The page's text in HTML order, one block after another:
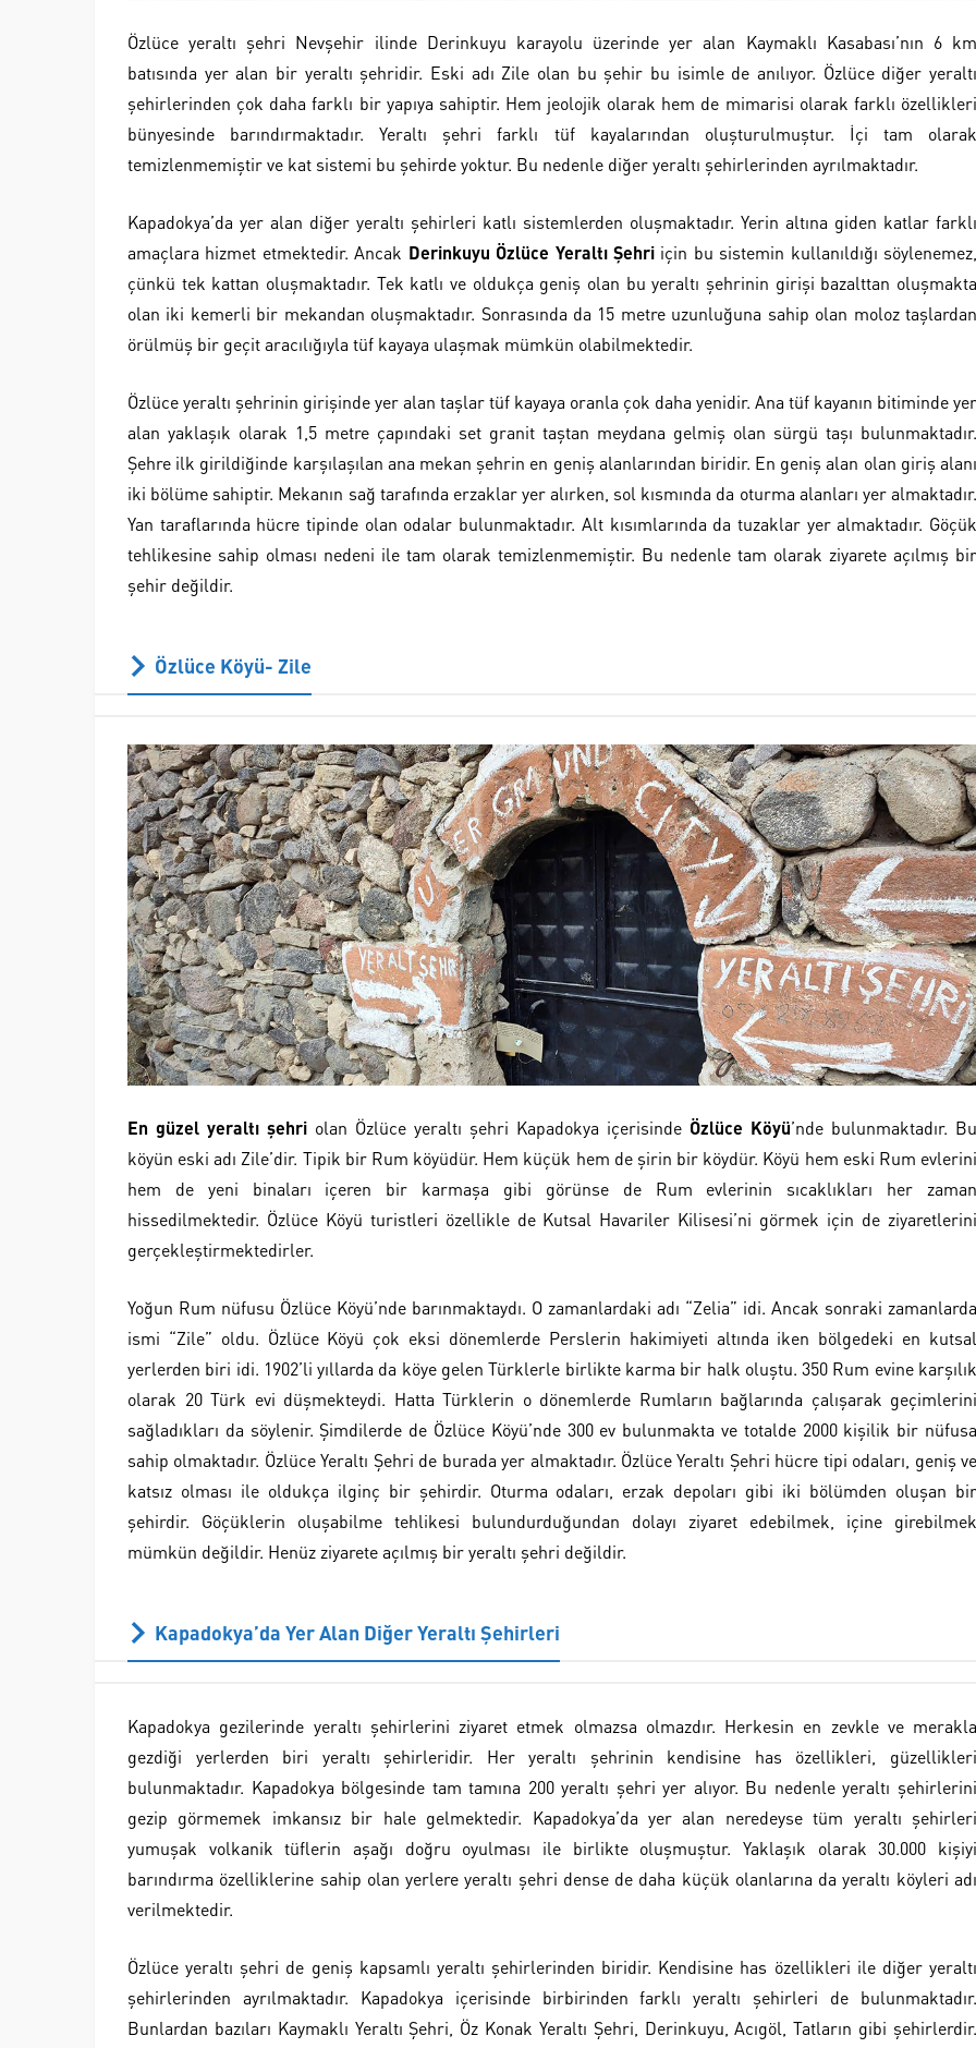
Özlüce yeraltı şehri Nevşehir ilinde Derinkuyu karayolu üzerinde yer alan Kaymaklı Kasabası’nın 6 km
batısında yer alan bir yeraltı şehridir. Eski adı Zile olan bu şehir bu isimle de anılıyor. Özlüce diğer yeraltı
şehirlerinden çok daha farklı bir yapıya sahiptir. Hem jeolojik olarak hem de mimarisi olarak farklı özellikleri
bünyesinde barındırmaktadır. Yeraltı şehri farklı tüf kayalarından oluşturulmuştur. İçi tam olarak
temizlenmemiştir ve kat sistemi bu şehirde yoktur. Bu nedenle diğer yeraltı şehirlerinden ayrılmaktadır.
Kapadokya’da yer alan diğer yeraltı şehirleri katlı sistemlerden oluşmaktadır. Yerin altına giden katlar farklı
amaçlara hizmet etmektedir. Ancak Derinkuyu Özlüce Yeraltı Şehriiçin bu sistemin kullanıldığı söylenemez,
çünkü tek kattan oluşmaktadır. Tek katlı ve oldukça geniş olan bu yeraltı şehrinin girişi bazalttan oluşmakta
olan iki kemerli bir mekandan oluşmaktadır. Sonrasında da 15 metre uzunluğuna sahip olan moloz taşlardan
örülmüş bir geçit aracılığıyla tüf kayaya ulaşmak mümkün olabilmektedir.
Özlüce yeraltı şehrinin girişinde yer alan taşlar tüf kayaya oranla çok daha yenidir. Ana tüf kayanın bitiminde yer
alan yaklaşık olarak 1,5 metre çapındaki set granit taştan meydana gelmiş olan sürgü taşı bulunmaktadır.
Şehre ilk girildiğinde karşılaşılan ana mekan şehrin en geniş alanlarından biridir. En geniş alan olan giriş alanı
iki bölüme sahiptir. Mekanın sağ tarafında erzaklar yer alırken, sol kısmında da oturma alanları yer almaktadır.
Yan taraflarında hücre tipinde olan odalar bulunmaktadır. Alt kısımlarında da tuzaklar yer almaktadır. Göçük
tehlikesine sahip olması nedeni ile tam olarak temizlenmemiştir. Bu nedenle tam olarak ziyarete açılmış bir
şehir değildir.
Özlüce Köyü- Zile
En güzel yeraltı şehri olan Özlüce yeraltı şehri Kapadokya içerisinde Özlüce Köyü’nde bulunmaktadır. Bu
köyün eski adı Zile’dir. Tipik bir Rum köyüdür. Hem küçük hem de şirin bir köydür. Köyü hem eski Rum evlerini
hem de yeni binaları içeren bir karmaşa gibi görünse de Rum evlerinin sıcaklıkları her zaman
hissedilmektedir. Özlüce Köyü turistleri özellikle de Kutsal Havariler Kilisesi’ni görmek için de ziyaretlerini
gerçekleştirmektedirler.
Yoğun Rum nüfusu Özlüce Köyü’nde barınmaktaydı. O zamanlardaki adı “Zelia” idi. Ancak sonraki zamanlarda
ismi “Zile” oldu. Özlüce Köyü çok eksi dönemlerde Perslerin hakimiyeti altında iken bölgedeki en kutsal
yerlerden biri idi. 1902’li yıllarda da köye gelen Türklerle birlikte karma bir halk oluştu. 350 Rum evine karşılık
olarak 20 Türk evi düşmekteydi. Hatta Türklerin o dönemlerde Rumların bağlarında çalışarak geçimlerini
sağladıkları da söylenir. Şimdilerde de Özlüce Köyü’nde 300 ev bulunmakta ve totalde 2000 kişilik bir nüfusa
sahip olmaktadır. Özlüce Yeraltı Şehri de burada yer almaktadır. Özlüce Yeraltı Şehri hücre tipi odaları, geniş ve
katsız olması ile oldukça ilginç bir şehirdir. Oturma odaları, erzak depoları gibi iki bölümden oluşan bir
şehirdir. Göçüklerin oluşabilme tehlikesi bulundurduğundan dolayı ziyaret edebilmek, içine girebilmek
mümkün değildir. Henüz ziyarete açılmış bir yeraltı şehri değildir.
Kapadokya’da Yer Alan Diğer Yeraltı Şehirleri
Kapadokya gezilerinde yeraltı şehirlerini ziyaret etmek olmazsa olmazdır. Herkesin en zevkle ve merakla
gezdiği yerlerden biri yeraltı şehirleridir. Her yeraltı şehrinin kendisine has özellikleri, güzellikleri
bulunmaktadır. Kapadokya bölgesinde tam tamına 200 yeraltı şehri yer alıyor. Bu nedenle yeraltı şehirlerini
gezip görmemek imkansız bir hale gelmektedir. Kapadokya’da yer alan neredeyse tüm yeraltı şehirleri
yumuşak volkanik tüflerin aşağı doğru oyulması ile birlikte oluşmuştur. Yaklaşık olarak 30.000 kişiyi
barındırma özelliklerine sahip olan yerlere yeraltı şehri dense de daha küçük olanlarına da yeraltı köyleri adı
verilmektedir.
Özlüce yeraltı şehri de geniş kapsamlı yeraltı şehirlerinden biridir. Kendisine has özellikleri ile diğer yeraltı
şehirlerinden ayrılmaktadır. Kapadokya içerisinde birbirinden farklı yeraltı şehirleri de bulunmaktadır.
Bunlardan bazıları Kaymaklı Yeraltı Şehri, Öz Konak Yeraltı Şehri, Derinkuyu, Acıgöl, Tatların gibi şehirlerdir.